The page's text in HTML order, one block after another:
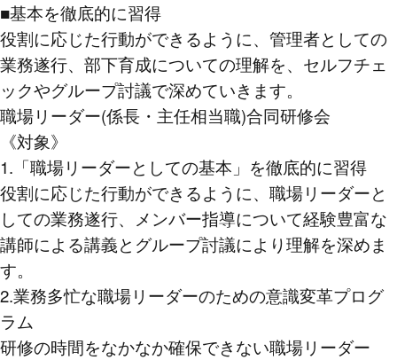
■基本を徹底的に習得
役割に応じた行動ができるように、管理者としての
業務遂行、部下育成についての理解を、セルフチェ
ックやグループ討議で深めていきます。
職場リーダー(係長・主任相当職)合同研修会
《対象》
1.「職場リーダーとしての基本」を徹底的に習得
役割に応じた行動ができるように、職場リーダーと
しての業務遂行、メンバー指導について経験豊富な
講師による講義とグループ討議により理解を深めま
す。
2.業務多忙な職場リーダーのための意識変革プログ
ラム
研修の時間をなかなか確保できない職場リーダー